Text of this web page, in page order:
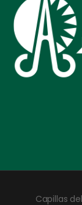
Capillas